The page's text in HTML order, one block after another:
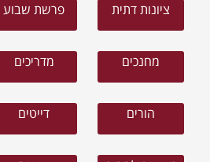
ציונות דתית פרשת שבוע
מחנכים מדריכים
הורים דייטים